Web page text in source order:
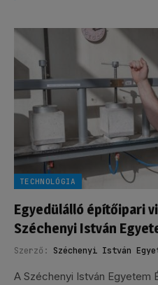
TECHNOLÓGIA
Egyedülálló építőipari
Széchenyi István
Szerző: Széchenyi István
A Széchenyi István Egyetem